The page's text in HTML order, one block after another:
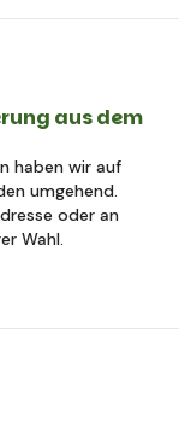
aus dem
haben wir auf
umgehend.
oder an
Wahl.